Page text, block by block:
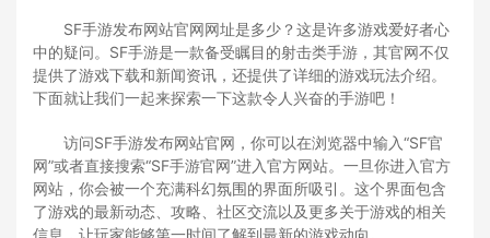
SF手游发布网站官网网址是多少？这是许多游戏爱好者心
中的疑问。SF手游是一款备受瞩目的射击类手游，其官网不仅
提供了游戏下载和新闻资讯，还提供了详细的游戏玩法介绍。
下面就让我们一起来探索一下这款令人兴奋的手游吧！
访问SF手游发布网站官网，你可以在浏览器中输入“SF官
网”或者直接搜索“SF手游官网”进入官方网站。一旦你进入官方
网站，你会被一个充满科幻氛围的界面所吸引。这个界面包含
了游戏的最新动态、攻略、社区交流以及更多关于游戏的相关
信息，让玩家能够第一时间了解到最新的游戏动向。